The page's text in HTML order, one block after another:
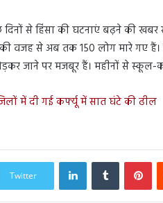
से हिंसा की घटनाएं बढ़ने की खबर
वजह से अब तक 150 लोग मारे गए
जाने पर मजबूर हैं। महीनों से
में दी गई कर्फ्यू में सात घंटे की ढील
Twitter
LinkedInTumblr